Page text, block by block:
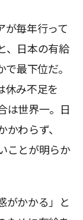
が毎年行って
、日本の有給
最下位だ。
休み不足を
は世界一。日
わらず、
ことが明らか
がかかる」と